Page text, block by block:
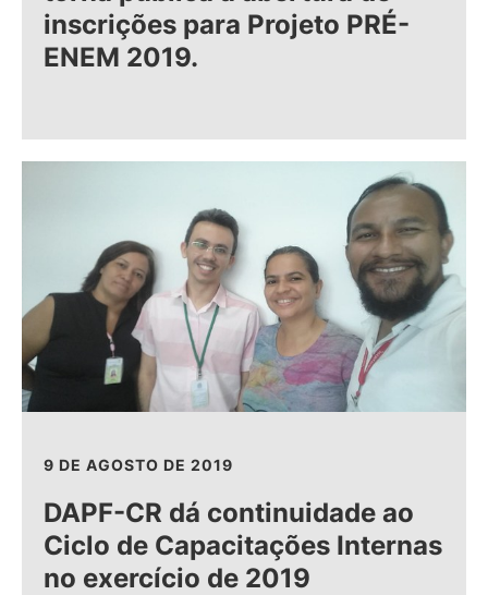
inscrições para Projeto PRÉ-
ENEM 2019.
9 DE AGOSTO DE 2019
DAPF-CR dá continuidade ao
Ciclo de Capacitações Internas
no exercício de 2019